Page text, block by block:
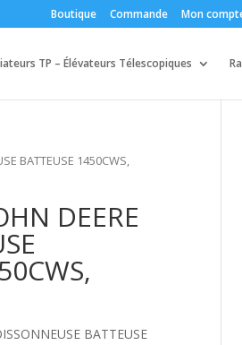
Boutique Commande Mon
TP – Élévateurs Télescopiques
BATTEUSE 1450CWS,
DEERE
BATTEUSE